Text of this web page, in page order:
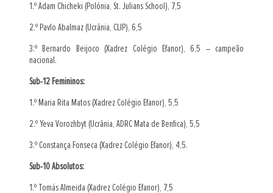
1.º Adam Chicheki (Polónia, St. Julians School), 7,5
2.º Pavlo Abalmaz (Ucrânia, CLIP), 6,5
3.º Bernardo Beijoco (Xadrez Colégio Efanor), 6,5 – campeão
nacional.
Sub-12 Femininos:
1.º Maria Rita Matos (Xadrez Colégio Efanor), 5,5
2.º Yeva Vorozhbyt (Ucrânia, ADRC Mata de Benfica), 5,5
3.º Constança Fonseca (Xadrez Colégio Efanor), 4,5.
Sub-10 Absolutos:
1.º Tomás Almeida (Xadrez Colégio Efanor), 7,5